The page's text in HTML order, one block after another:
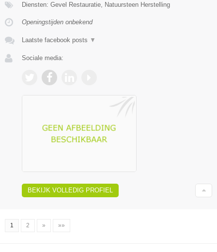
Diensten: Gevel Restauratie, Natuursteen Herstelling
Openingstijden onbekend
Laatste facebook posts ▼
Sociale media:
BEKIJK VOLLEDIG PROFIEL
1 2 » »»